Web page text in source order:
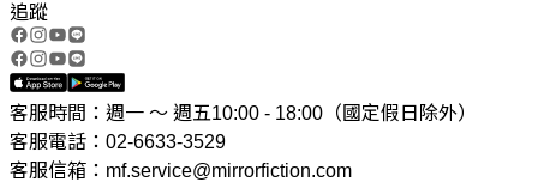
追蹤
客服時間：週一 ～ 週五10:00 - 18:00（國定假日除外）
客服電話：02-6633-3529
客服信箱：mf.service@mirrorfiction.com